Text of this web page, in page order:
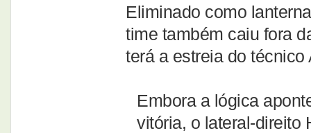
Eliminado como
time também caiu fora
terá a estreia do técnico
Embora a lógica
vitória, o lateral-direito